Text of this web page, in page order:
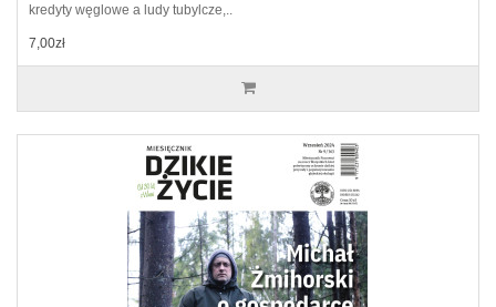
kredyty węglowe a ludy tubylcze,..
7,00zł